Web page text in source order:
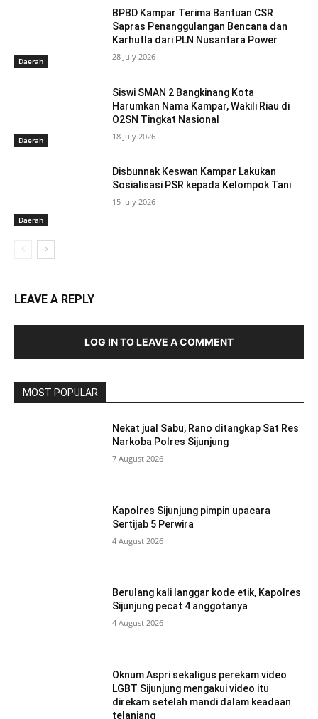
Daerah
BPBD Kampar Terima Bantuan CSR
Sapras Penanggulangan Bencana dan
Karhutla dari PLN Nusantara Power
28 July 2026
Daerah
Siswi SMAN 2 Bangkinang Kota
Harumkan Nama Kampar, Wakili Riau di
O2SN Tingkat Nasional
18 July 2026
Daerah
Disbunnak Keswan Kampar Lakukan
Sosialisasi PSR kepada Kelompok Tani
15 July 2026
LEAVE A REPLY
LOG IN TO LEAVE A COMMENT
MOST POPULAR
Nekat jual Sabu, Rano ditangkap Sat Res
Narkoba Polres Sijunjung
7 August 2026
Kapolres Sijunjung pimpin upacara
Sertijab 5 Perwira
4 August 2026
Berulang kali langgar kode etik, Kapolres
Sijunjung pecat 4 anggotanya
4 August 2026
Oknum Aspri sekaligus perekam video
LGBT Sijunjung mengakui video itu
direkam setelah mandi dalam keadaan
telanjang